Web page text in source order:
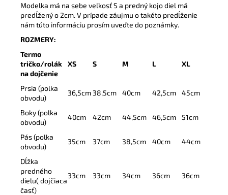
Modelka má na sebe veľkosť S a predný kojo diel má
predĺžený o 2cm. V prípade záujmu o takéto predĺženie
nám túto informáciu prosím uveďte do poznámky.
ROZMERY:
Termo
tričko/rolák
na dojčenie
XS S M L XL
Prsia (polka
obvodu)
36,5cm 38,5cm 40cm 42,5cm 45cm
Boky (polka
obvodu)
40cm 42cm 44,5cm 46,5cm 51cm
Pás (polka
obvodu)
35cm 37cm 38,5cm 40cm 44cm
Dĺžka
predného
dielu( dojčiaca
časť)
33cm 33cm 34cm 36cm 36cm